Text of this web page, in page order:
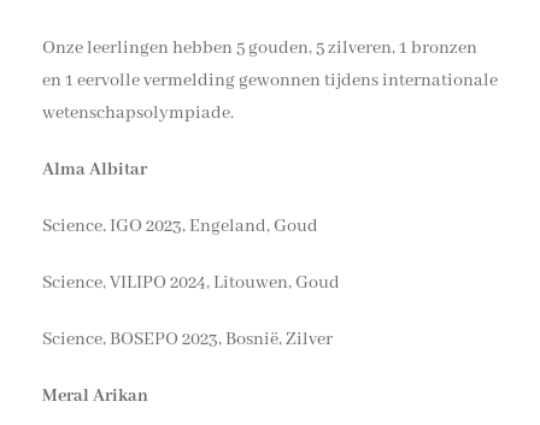
Onze leerlingen hebben 5 gouden, 5 zilveren, 1 bronzen
en 1 eervolle vermelding gewonnen tijdens internationale
wetenschapsolympiade.
Alma Albitar
Science, IGO 2023, Engeland, Goud
Science, VILIPO 2024, Litouwen, Goud
Science, BOSEPO 2023, Bosnië, Zilver
Meral Arikan